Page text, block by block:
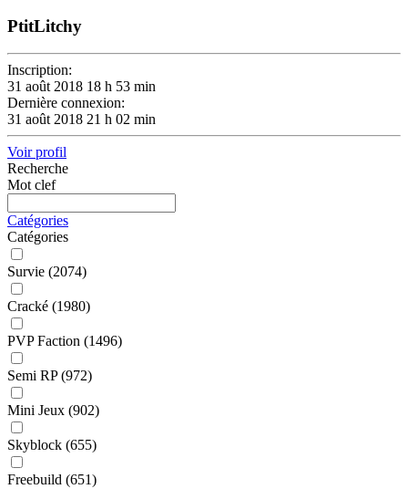
PtitLitchy
Inscription:
31 août 2018 18 h 53 min
Dernière connexion:
31 août 2018 21 h 02 min
Voir profil
Recherche
Mot clef
Catégories
Catégories
Survie (2074)
Cracké (1980)
PVP Faction (1496)
Semi RP(972)
Mini Jeux (902)
Skyblock (655)
Freebuild (651)